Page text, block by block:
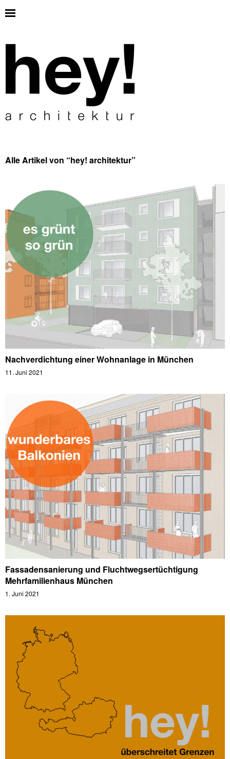
Alle Artikel von “hey! architektur”
Nachverdichtung einer Wohnanlage in München
11. Juni 2021
Fassadensanierung und Fluchtwegsertüchtigung
Mehrfamilienhaus München
1. Juni 2021